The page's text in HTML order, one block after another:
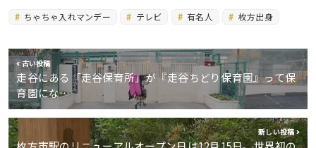
ちゃちゃ入れマンデー テレビ 有名人 枚方出身
古い投稿
走谷にある「走谷保育所」が『走谷ちどり保育園』って保
育園にな…
新しい投稿